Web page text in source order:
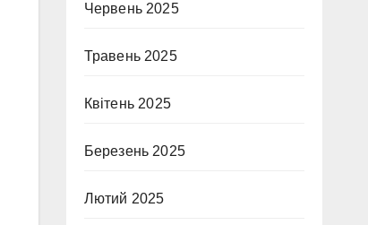
Червень 2025
Травень 2025
Квітень 2025
Березень 2025
Лютий 2025